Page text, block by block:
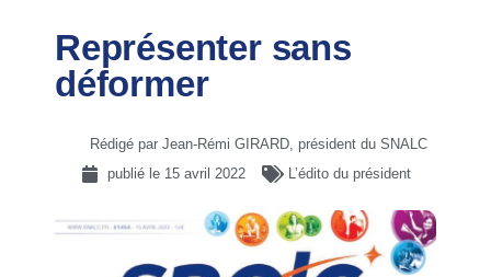
Représenter sans
déformer
Rédigé par Jean-Rémi GIRARD, président du SNALC
publié le 15 avril 2022 L’édito du président